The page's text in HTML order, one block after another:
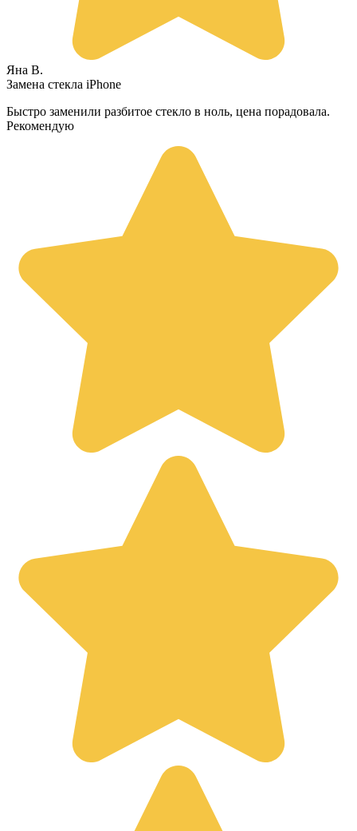
Яна В.
Замена стекла iPhone
Быстро заменили разбитое стекло в ноль, цена порадовала.
Рекомендую